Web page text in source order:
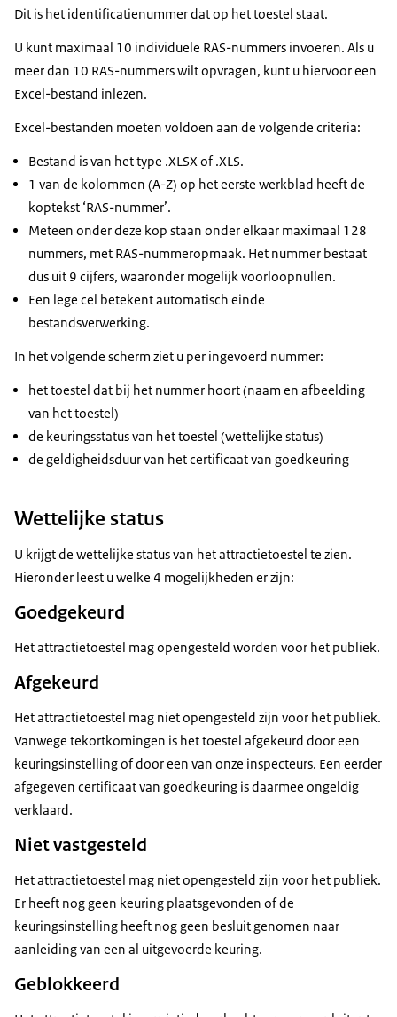
Dit is het identificatienummer dat op het toestel staat.
U kunt maximaal 10 individuele RAS-nummers invoeren. Als u
meer dan 10 RAS-nummers wilt opvragen, kunt u hiervoor een
Excel-bestand inlezen.
Excel-bestanden moeten voldoen aan de volgende criteria:
Bestand is van het type .XLSX of .XLS.
1 van de kolommen (A-Z) op het eerste werkblad heeft de
koptekst ‘RAS-nummer’.
Meteen onder deze kop staan onder elkaar maximaal 128
nummers, met RAS-nummeropmaak. Het nummer bestaat
dus uit 9 cijfers, waaronder mogelijk voorloopnullen.
Een lege cel betekent automatisch einde
bestandsverwerking.
In het volgende scherm ziet u per ingevoerd nummer:
het toestel dat bij het nummer hoort (naam en afbeelding
van het toestel)
de keuringsstatus van het toestel (wettelijke status)
de geldigheidsduur van het certificaat van goedkeuring
Wettelijke status
U krijgt de wettelijke status van het attractietoestel te zien.
Hieronder leest u welke 4 mogelijkheden er zijn:
Goedgekeurd
Het attractietoestel mag opengesteld worden voor het publiek.
Afgekeurd
Het attractietoestel mag niet opengesteld zijn voor het publiek.
Vanwege tekortkomingen is het toestel afgekeurd door een
keuringsinstelling of door een van onze inspecteurs. Een eerder
afgegeven certificaat van goedkeuring is daarmee ongeldig
verklaard.
Niet vastgesteld
Het attractietoestel mag niet opengesteld zijn voor het publiek.
Er heeft nog geen keuring plaatsgevonden of de
keuringsinstelling heeft nog geen besluit genomen naar
aanleiding van een al uitgevoerde keuring.
Geblokkeerd